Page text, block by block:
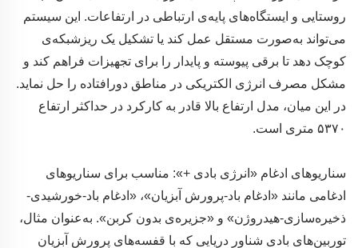
روستایی و ایستگاه‌های پایه‌ی ارتباطی در ارتفاعات. این سیستم
می‌تواند به‌صورت مستقل عمل کند یا تشکیل یک ریزشبکه‌ی
کوچک دهد تا برقی پیوسته و پایدار را برای تجهیزات فراهم کند و
مشکل مصرف انرژی الکتریکی در مناطق دورافتاده را حل نماید.
در این میان، مدل ارتفاع بالا قادر به کارکرد در حداکثر ارتفاع
۵۳۷۰ متری است.
سناریوهای ادغام «انرژی بادی +»: مناسب برای سناریوهای
ادغامی مانند «ادغام باد-پرورش آبزیان»، «ادغام باد-خورشیدی-
ذخیره‌سازی-هیدروژن» و «جزیره‌ی بدون کربن». به‌عنوان مثال،
توربین‌های بادی شناور دریایی که با قفسه‌های پرورش آبزیان